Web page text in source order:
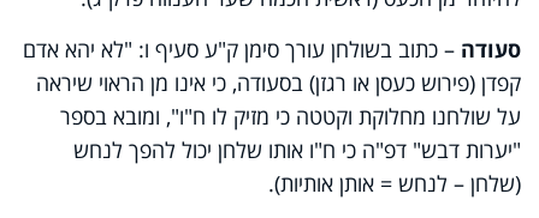
סעודה – כתוב בשולחן עורך סימן ק"ע סעיף ו: "לא יהא אדם
קפדן (פירוש כעסן או רגזן) בסעודה, כי אינו מן הראוי שיראה
על שולחנו מחלוקת וקטטה כי מזיק לו ח"ו", ומובא בספר
"יערות דבש" דפ"ה כי ח"ו אותו שלחן יכול להפך לנחש
(שלחן – לנחש = אותן אותיות).